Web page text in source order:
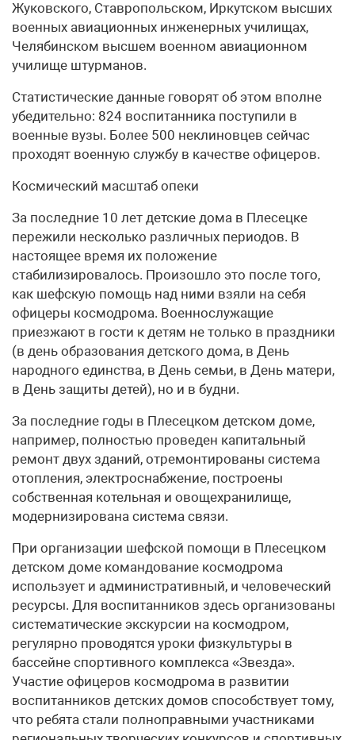
Жуковского, Ставропольском, Иркутском высших
военных авиационных инженерных училищах,
Челябинском высшем военном авиационном
училище штурманов.
Статистические данные говорят об этом вполне
убедительно: 824 воспитанника поступили в
военные вузы. Более 500 неклиновцев сейчас
проходят военную службу в качестве офицеров.
Космический масштаб опеки
За последние 10 лет детские дома в Плесецке
пережили несколько различных периодов. В
настоящее время их положение
стабилизировалось. Произошло это после того,
как шефскую помощь над ними взяли на себя
офицеры космодрома. Военнослужащие
приезжают в гости к детям не только в праздники
(в день образования детского дома, в День
народного единства, в День семьи, в День матери,
в День защиты детей), но и в будни.
За последние годы в Плесецком детском доме,
например, полностью проведен капитальный
ремонт двух зданий, отремонтированы система
отопления, электроснабжение, построены
собственная котельная и овощехранилище,
модернизирована система связи.
При организации шефской помощи в Плесецком
детском доме командование космодрома
использует и административный, и человеческий
ресурсы. Для воспитанников здесь организованы
систематические экскурсии на космодром,
регулярно проводятся уроки физкультуры в
бассейне спортивного комплекса «Звезда».
Участие офицеров космодрома в развитии
воспитанников детских домов способствует тому,
что ребята стали полноправными участниками